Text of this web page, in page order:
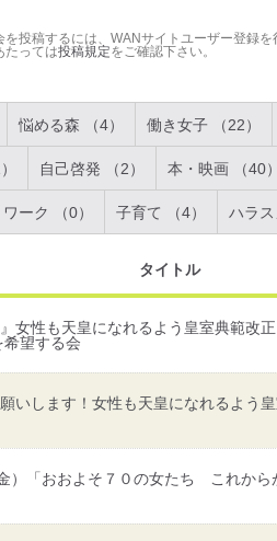
を投稿するには、WANサイトユーザー登録を
たっては投稿規定をご確認下さい。
悩める森 （4） 働き女子 （22）
自己啓発 （2） 本・映画 （40）
ーク （0） 子育て （4） ハラス
タイトル
』女性も天皇になれるよう皇室典範改
望する会
いします！女性も天皇になれるよう
）「おおよそ７０の女たち これから